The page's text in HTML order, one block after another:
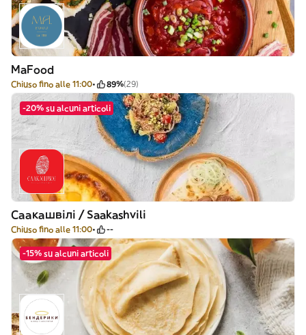
MaFood
Chiuso fino alle 11:00 89%(29)
-20% su alcuni articoli
Саакашвілі / Saakashvili
Chiuso fino alle 11:00 --
-15% su alcuni articoli